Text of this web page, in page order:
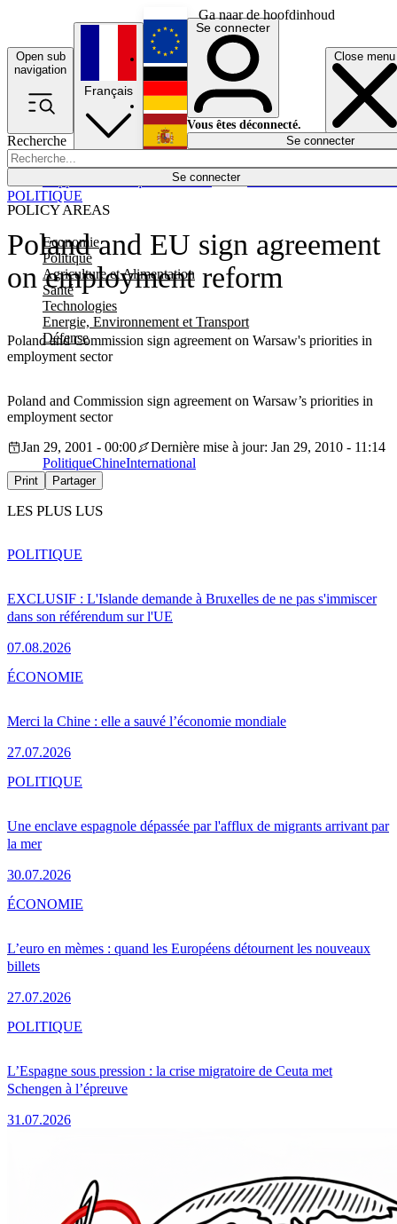
Ga naar de hoofdinhoud
Open sub
navigation
Close menu
Recherche
Se connecter
POLICY AREAS
Economie
Politique
Agriculture et Alimentation
Santé
Technologies
Energie, Environnement et Transport
Défense
Économie
Français
English
Deutsch
Español
Se connecter
Vous êtes déconnecté.
Se connecter
Poland and EU sign agreement
on employment reform
Poland and Commission sign agreement on Warsaw's priorities in
employment sector
POLITIQUE
Poland and Commission sign agreement on Warsaw’s priorities in
employment sector
Jan 29, 2001 - 00:00
Dernière mise à jour: Jan 29, 2010 - 11:14
PolitiqueChineInternational
Print Partager
LES PLUS LUS
EXCLUSIF : L'Islande demande à Bruxelles de ne pas s'immiscer
dans son référendum sur l'UE
07.08.2026
POLITIQUE
Merci la Chine : elle a sauvé l’économie mondiale
27.07.2026
ÉCONOMIE
Une enclave espagnole dépassée par l'afflux de migrants arrivant par
la mer
30.07.2026
POLITIQUE
L’euro en mèmes : quand les Européens détournent les nouveaux
billets
27.07.2026
ÉCONOMIE
L’Espagne sous pression : la crise migratoire de Ceuta met
Schengen à l’épreuve
31.07.2026
POLITIQUE